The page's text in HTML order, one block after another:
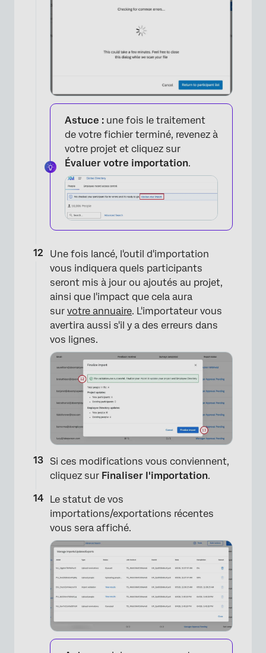
×
×
Astuce : une fois le traitement
de votre fichier terminé, revenez à
votre projet et cliquez sur
Évaluer votre importation.
Une fois lancé, l'outil d'importation
vous indiquera quels participants
seront mis à jour ou ajoutés au projet,
ainsi que l'impact que cela aura
sur votre annuaire. L'importateur vous
avertira aussi s'il y a des erreurs dans
vos lignes.
Si ces modifications vous conviennent,
cliquez sur Finaliser l'importation.
Le statut de vos
importations/exportations récentes
vous sera affiché.